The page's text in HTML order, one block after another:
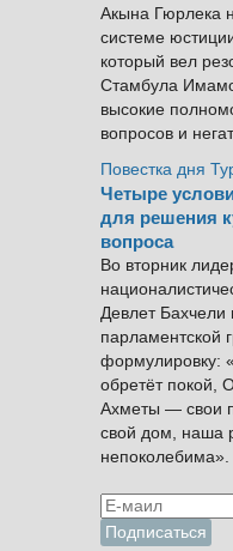
Акына Гюрлека
системе
который вел
Стамбула
высокие
вопросов и
Повестка дня
Четыре
для решения
вопроса
Во вторник
Девлет Бахчели
парламентской
формулировку:
обретёт покой,
Ахметы — свои
свой дом, наша